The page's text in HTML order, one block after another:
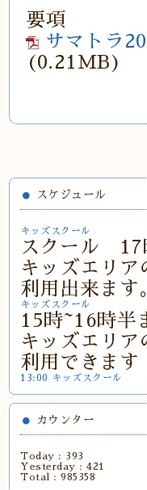
要項
サマトラ
(0.21MB)
スケジュール
キッズスクール
スクール 17
キッズエリア
利用出来ます
キッズスクール
15時~16時半
キッズエリア
利用できます
13:00 キッズスクール
カウンター
Today : 393
Yesterday :421
Total :985358